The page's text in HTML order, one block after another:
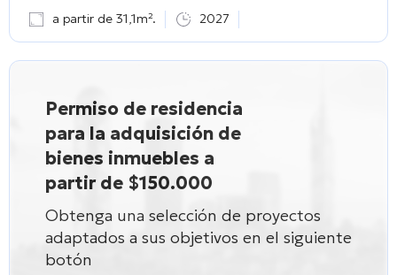
a partir de 31,1m². 2027
Permiso de residencia
para la adquisición de
bienes inmuebles a
partir de $150.000
Obtenga una selección de proyectos
adaptados a sus objetivos en el siguiente
botón